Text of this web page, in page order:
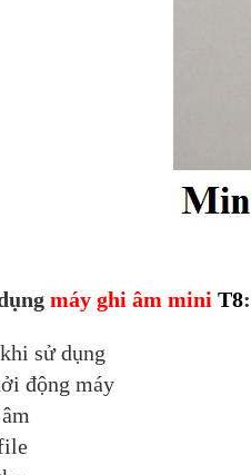
máy ghi âm mini T8:
sử dụng
động máy